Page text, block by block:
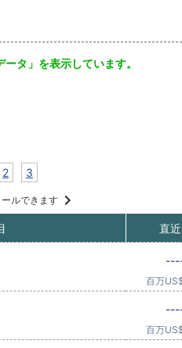
タ」を表示しています。
2 3
ルできます
直
百万
百万